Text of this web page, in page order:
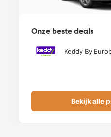
Onze beste deals
Keddy By
Bekijk alle